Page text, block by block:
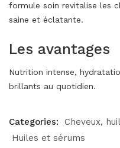
formule soin revitalise les
saine et éclatante.
Les avantages
Nutrition intense,
brillants au quotidien.
Categories: Cheveux
Huiles et sérums